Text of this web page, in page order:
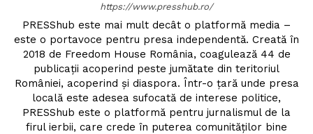
https://www.presshub.ro/
PRESShub este mai mult decât o platformă media –
este o portavoce pentru presa independentă. Creată în
2018 de Freedom House România, coagulează 44 de
publicații acoperind peste jumătate din teritoriul
României, acoperind și diaspora. Într-o țară unde presa
locală este adesea sufocată de interese politice,
PRESShub este o platformă pentru jurnalismul de la
firul ierbii, care crede în puterea comunităților bine